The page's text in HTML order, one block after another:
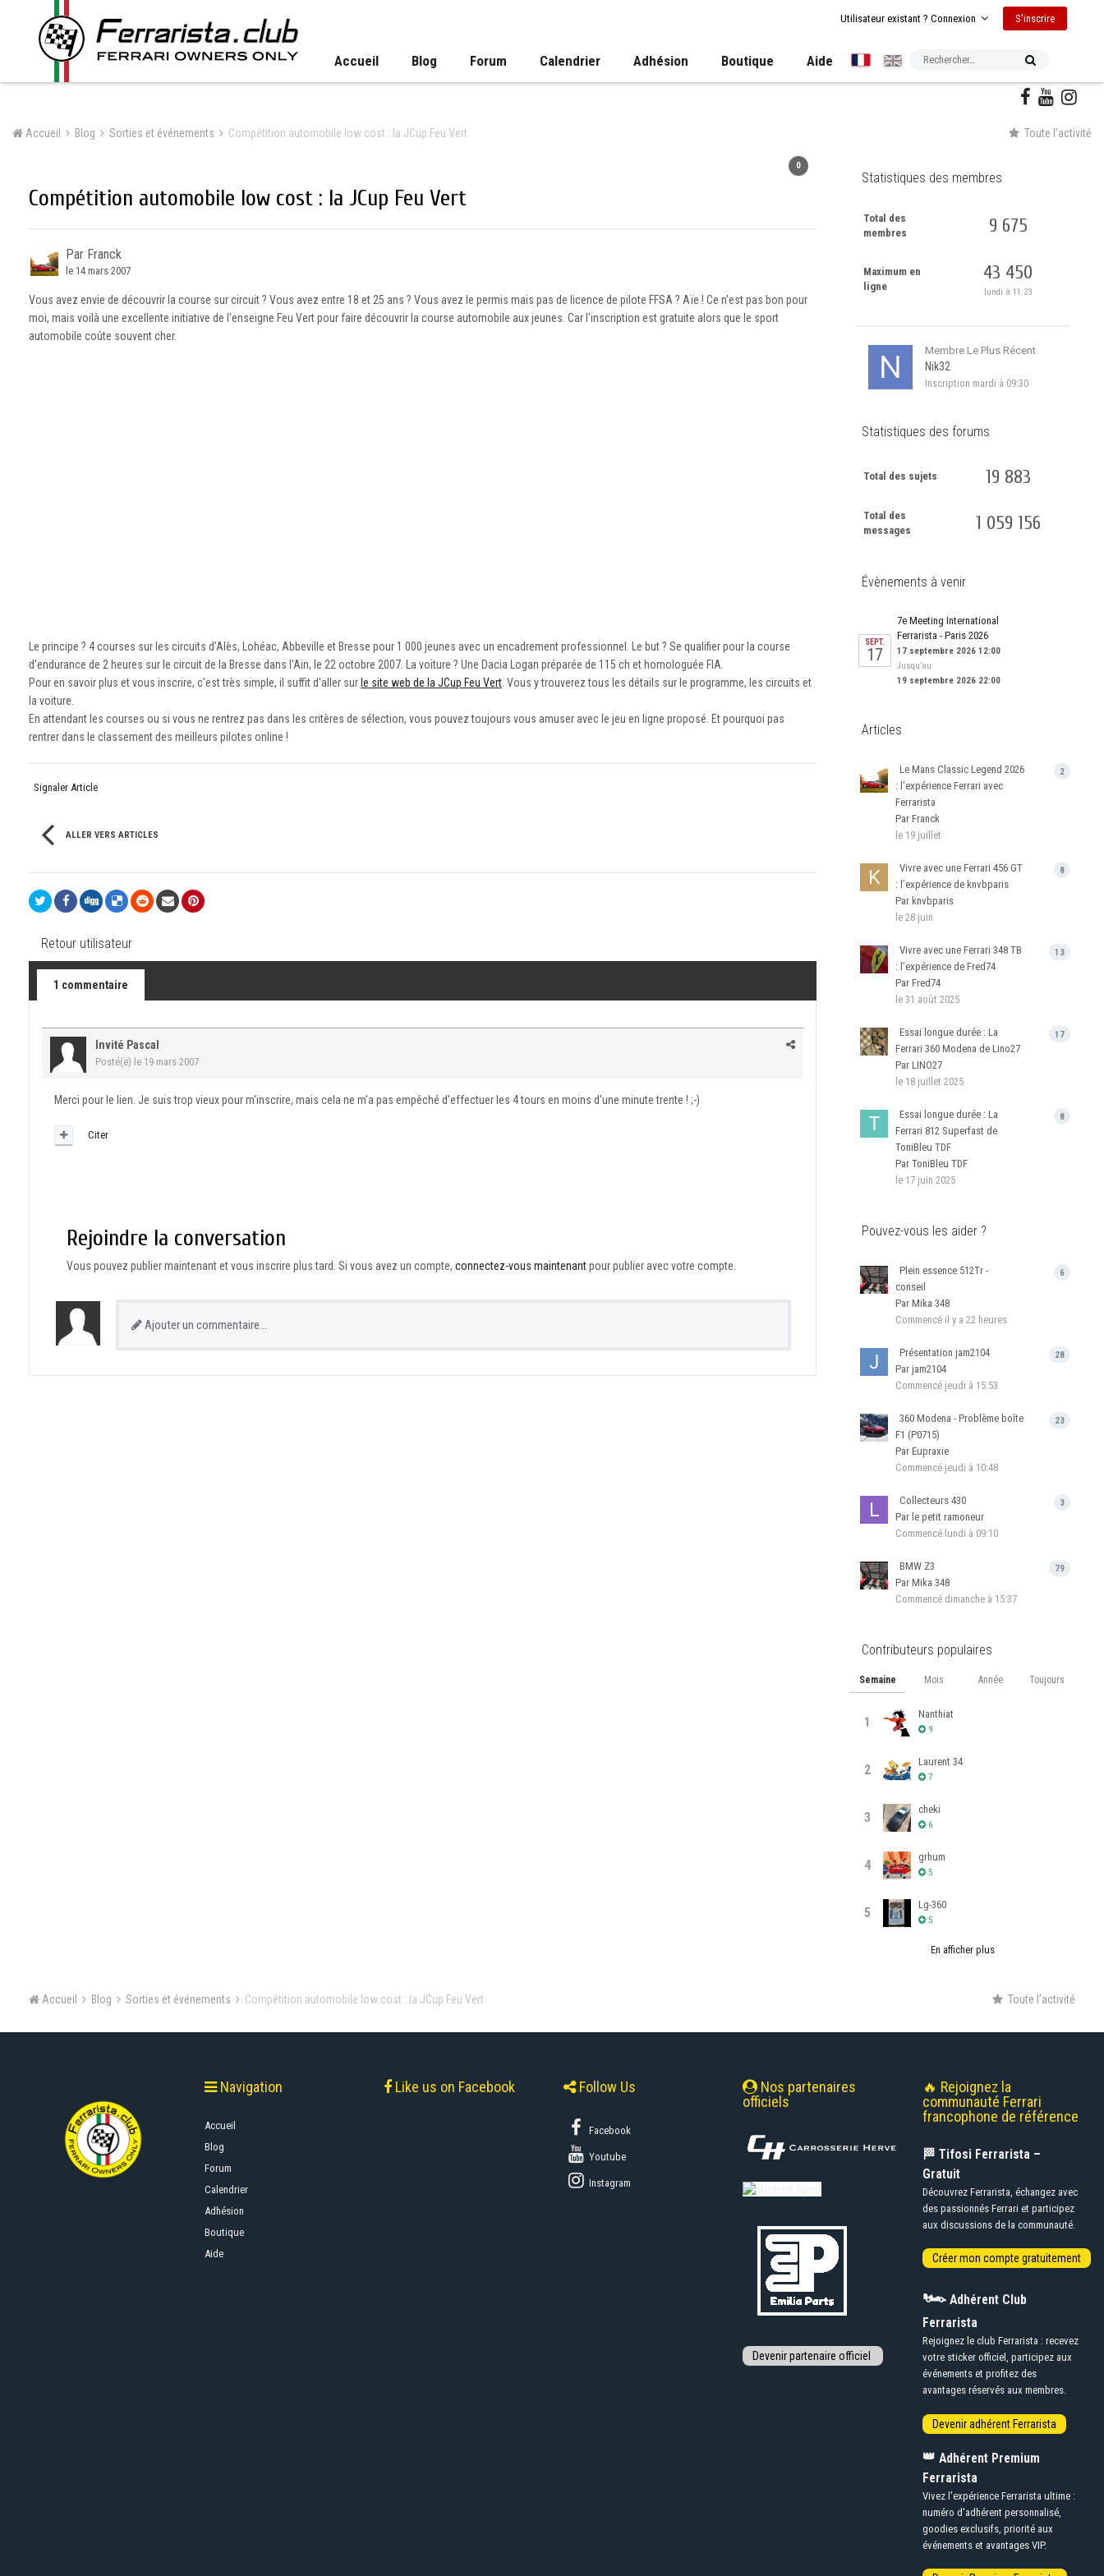
Utilisateur existant ? Connexion S’inscrire
Accueil Blog Forum Calendrier Adhésion Boutique Aide
Toute l’activité
Accueil Blog Sorties et événements Compétition automobile low cost : la JCup Feu Vert
0
Compétition automobile low cost : la JCup Feu Vert
Par Franck
le 14 mars 2007
Vous avez envie de découvrir la course sur circuit ? Vous avez entre 18 et 25 ans ? Vous avez le permis mais pas de licence de pilote FFSA ? Aïe ! Ce n'est pas bon pour
moi, mais voilà une excellente initiative de l'enseigne Feu Vert pour faire découvrir la course automobile aux jeunes. Car l'inscription est gratuite alors que le sport
automobile coûte souvent cher.
Le principe ? 4 courses sur les circuits d'Alès, Lohéac, Abbeville et Bresse pour 1 000 jeunes avec un encadrement professionnel. Le but ? Se qualifier pour la course
d'endurance de 2 heures sur le circuit de la Bresse dans l'Ain, le 22 octobre 2007. La voiture ? Une Dacia Logan préparée de 115 ch et homologuée FIA.
Pour en savoir plus et vous inscrire, c'est très simple, il suffit d'aller surle site web de la JCup Feu Vert . Vous y trouverez tous les détails sur le programme, les circuits et
la voiture.
En attendant les courses ou si vous ne rentrez pas dans les critères de sélection, vous pouvez toujours vous amuser avec le jeu en ligne proposé. Et pourquoi pas
rentrer dans le classement des meilleurs pilotes online !
Signaler Article
ALLER VERS ARTICLES
Retour utilisateur
1 commentaire
Invité Pascal
Posté(e) le 19 mars 2007
Merci pour le lien. Je suis trop vieux pour m'inscrire, mais cela ne m'a pas empêché d'effectuer les 4 tours en moins d'une minute trente ! ;-)
Citer
Rejoindre la conversation
Vous pouvez publier maintenant et vous inscrire plus tard. Si vous avez un compte, connectez-vous maintenantpour publier avec votre compte.
Ajouter un commentaire…
Statistiques des membres
Total des
membres
9 675
Maximum en
ligne
43 450
lundi à 11:23
Membre Le Plus Récent
Nik32
Inscription mardi à 09:30
Statistiques des forums
Total des sujets 19 883
Total des
messages
1 059 156
Évènements à venir
SEPT.
17
7e Meeting International
Ferrarista - Paris 2026
17 septembre 2026 12:00
Jusqu’au
19 septembre 2026 22:00
Articles
2
Le Mans Classic Legend 2026
: l'expérience Ferrari avec
Ferrarista
Par Franck
le 19 juillet
8
Vivre avec une Ferrari 456 GT
: l’expérience de knvbparis
Par knvbparis
le 28 juin
13
Vivre avec une Ferrari 348 TB
: l’expérience de Fred74
Par Fred74
le 31 août 2025
17
Essai longue durée : La
Ferrari 360 Modena de Lino27
Par LINO27
le 18 juillet 2025
8
Essai longue durée : La
Ferrari 812 Superfast de
ToniBleu TDF
Par ToniBleu TDF
le 17 juin 2025
Pouvez-vous les aider ?
6
Plein essence 512Tr -
conseil
Par Mika 348
Commencé il y a 22 heures
28
Présentation jam2104
Par jam2104
Commencé jeudi à 15:53
23
360 Modena - Problème boîte
F1 (P0715)
Par Eupraxie
Commencé jeudi à 10:48
3
Collecteurs 430
Par le petit ramoneur
Commencé lundi à 09:10
79
BMW Z3
Par Mika 348
Commencé dimanche à 15:37
Contributeurs populaires
Semaine Mois Année Toujours
1
Nanthiat
9
2
Laurent 34
7
3
cheki
6
4
grhum
5
5
Lg-360
5
En afficher plus
Toute l’activité
Accueil Blog Sorties et événements Compétition automobile low cost : la JCup Feu Vert
Navigation
Accueil
Blog
Forum
Calendrier
Adhésion
Boutique
Aide
Like us on Facebook Follow Us
Facebook
Youtube
Instagram
Nos partenaires
officiels
🔥 Rejoignez la
communauté Ferrari
francophone de référence
🏁 Tifosi Ferrarista –
Gratuit
Découvrez Ferrarista, échangez avec
des passionnés Ferrari et participez
aux discussions de la communauté.
🏎️Adhérent Club
Ferrarista
Rejoignez le club Ferrarista : recevez
votre sticker officiel, participez aux
événements et profitez des
avantages réservés aux membres.
👑 Adhérent Premium
Ferrarista
Vivez l'expérience Ferrarista ultime :
numéro d'adhérent personnalisé,
goodies exclusifs, priorité aux
événements et avantages VIP.